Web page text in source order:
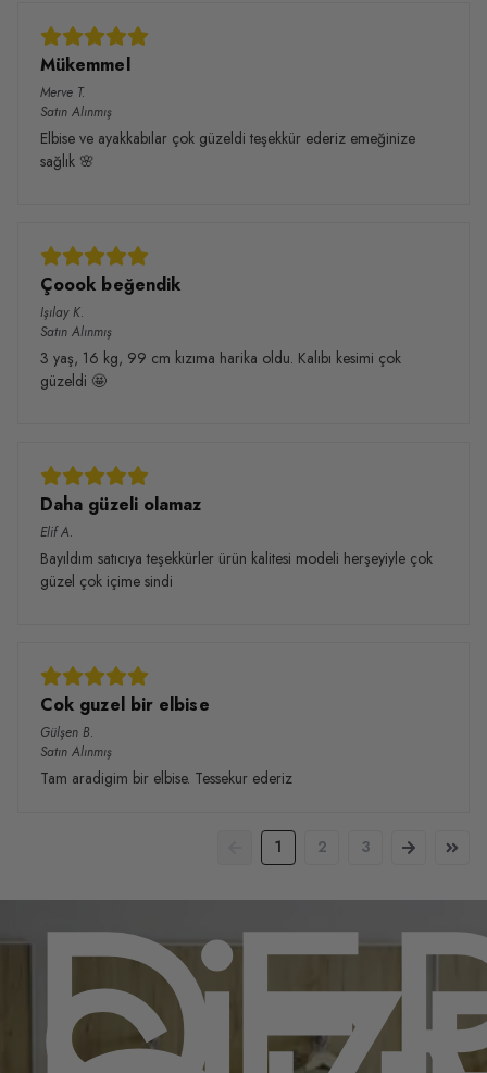
Mükemmel
Merve T.
Satın Alınmış
Elbise ve ayakkabılar çok güzeldi teşekkür ederiz emeğinize
sağlık 🌸
Çoook beğendik
Işılay K.
Satın Alınmış
3 yaş, 16 kg, 99 cm kızıma harika oldu. Kalıbı kesimi çok
güzeldi 🤩
Daha güzeli olamaz
Elif A.
Bayıldım satıcıya teşekkürler ürün kalitesi modeli herşeyiyle çok
güzel çok içime sindi
Cok guzel bir elbise
Gülşen B.
Satın Alınmış
Tam aradigim bir elbise. Tessekur ederiz
1 2 3